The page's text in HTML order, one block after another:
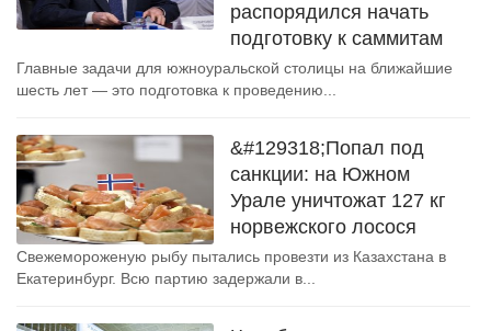
распорядился начать
подготовку к саммитам
Главные задачи для южноуральской столицы на ближайшие
шесть лет — это подготовка к проведению...
&#129318;Попал под
санкции: на Южном
Урале уничтожат 127 кг
норвежского лосося
Свежемороженую рыбу пытались провезти из Казахстана в
Екатеринбург. Всю партию задержали в...